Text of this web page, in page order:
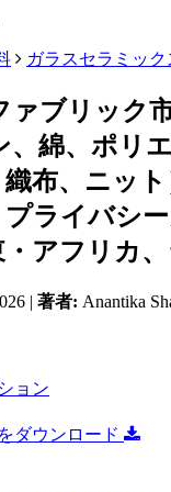
ガラスセラミッ
ァブリック
、綿、ポリ
布、ニッ
プライバシ
アフリカ
| 著者: Anantika
ョン
ダウンロード